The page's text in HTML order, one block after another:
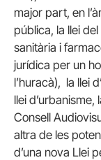
major part, en
pública, la llei
sanitària i
jurídica per un
l’huracà), la llei
llei d’urbanisme,
Consell
altra de les
d’una nova Llei